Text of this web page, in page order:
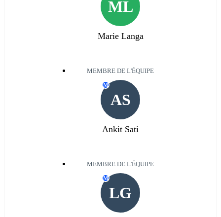
ML
Marie Langa
MEMBRE DE L'ÉQUIPE
AS
M
Ankit Sati
MEMBRE DE L'ÉQUIPE
LG
M